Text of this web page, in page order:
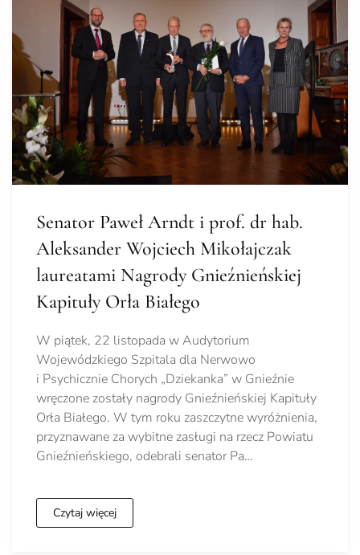
Senator Paweł Arndt i prof. dr hab.
Aleksander Wojciech Mikołajczak
laureatami Nagrody Gnieźnieńskiej
Kapituły Orła Białego
W piątek, 22 listopada w Audytorium
Wojewódzkiego Szpitala dla Nerwowo
i Psychicznie Chorych „Dziekanka” w Gnieźnie
wręczone zostały nagrody Gnieźnieńskiej Kapituły
Orła Białego. W tym roku zaszczytne wyróżnienia,
przyznawane za wybitne zasługi na rzecz Powiatu
Gnieźnieńskiego, odebrali senator Pa…
Czytaj więcej